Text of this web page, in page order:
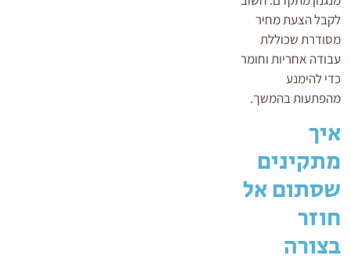
לקבל הצעת מחיר
מסודרת שכוללת
עבודה אחריות וחומר
כדי להימנע
מהפתעות בהמשך.
איך
מתקינים
שסתום אל
חוזר
בצורה